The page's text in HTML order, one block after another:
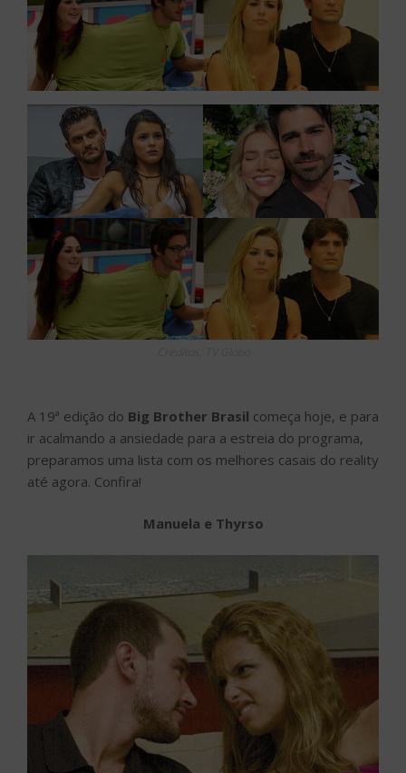
A 19ª edição do Big Brother Brasil começa hoje, e para
ir acalmando a ansiedade para a estreia do programa,
preparamos uma lista com os melhores casais do reality
até agora. Confira!
Manuela e Thyrso